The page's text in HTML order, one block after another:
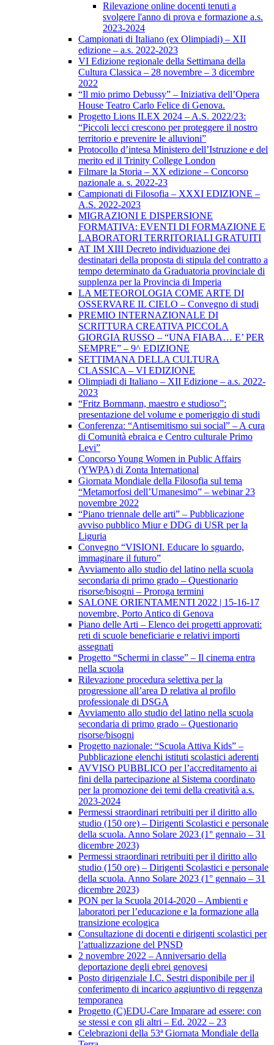
Rilevazione online docenti tenuti a
svolgere l'anno di prova e formazione a.s.
2023-2024
Campionati di Italiano (ex Olimpiadi) – XII
edizione – a.s. 2022-2023
VI Edizione regionale della Settimana della
Cultura Classica – 28 novembre – 3 dicembre
2022
“Il mio primo Debussy” – Iniziativa dell’Opera
House Teatro Carlo Felice di Genova.
Progetto Lions ILEX 2024 – A.S. 2022/23:
“Piccoli lecci crescono per proteggere il nostro
territorio e prevenire le alluvioni”
Protocollo d’intesa Ministero dell’Istruzione e del
merito ed il Trinity College London
Filmare la Storia – XX edizione – Concorso
nazionale a. s. 2022-23
Campionati di Filosofia – XXXI EDIZIONE –
A.S. 2022-2023
MIGRAZIONI E DISPERSIONE
FORMATIVA: EVENTI DI FORMAZIONE E
LABORATORI TERRITORIALI GRATUITI
AT IM XIII Decreto individuazione dei
destinatari della proposta di stipula del contratto a
tempo determinato da Graduatoria provinciale di
supplenza per la Provincia di Imperia
LA METEOROLOGIA COME ARTE DI
OSSERVARE IL CIELO – Convegno di studi
PREMIO INTERNAZIONALE DI
SCRITTURA CREATIVA PICCOLA
GIORGIA RUSSO – “UNA FIABA… E’ PER
SEMPRE” – 9^ EDIZIONE
SETTIMANA DELLA CULTURA
CLASSICA – VI EDIZIONE
Olimpiadi di Italiano – XII Edizione – a.s. 2022-
2023
“Fritz Bornmann, maestro e studioso”:
presentazione del volume e pomeriggio di studi
Conferenza: “Antisemitismo sui social” – A cura
di Comunità ebraica e Centro culturale Primo
Levi”
Concorso Young Women in Public Affairs
(YWPA) di Zonta International
Giornata Mondiale della Filosofia sul tema
“Metamorfosi dell’Umanesimo” – webinar 23
novembre 2022
“Piano triennale delle arti” – Pubblicazione
avviso pubblico Miur e DDG di USR per la
Liguria
Convegno “VISIONI. Educare lo sguardo,
immaginare il futuro”
Avviamento allo studio del latino nella scuola
secondaria di primo grado – Questionario
risorse/bisogni – Proroga termini
SALONE ORIENTAMENTI 2022 | 15-16-17
novembre, Porto Antico di Genova
Piano delle Arti – Elenco dei progetti approvati:
reti di scuole beneficiarie e relativi importi
assegnati
Progetto “Schermi in classe” – Il cinema entra
nella scuola
Rilevazione procedura selettiva per la
progressione all’area D relativa al profilo
professionale di DSGA
Avviamento allo studio del latino nella scuola
secondaria di primo grado – Questionario
risorse/bisogni
Progetto nazionale: “Scuola Attiva Kids” –
Pubblicazione elenchi istituti scolastici aderenti
AVVISO PUBBLICO per l’accreditamento ai
fini della partecipazione al Sistema coordinato
per la promozione dei temi della creatività a.s.
2023-2024
Permessi straordinari retribuiti per il diritto allo
studio (150 ore) – Dirigenti Scolastici e personale
della scuola. Anno Solare 2023 (1° gennaio – 31
dicembre 2023)
Permessi straordinari retribuiti per il diritto allo
studio (150 ore) – Dirigenti Scolastici e personale
della scuola. Anno Solare 2023 (1° gennaio – 31
dicembre 2023)
PON per la Scuola 2014-2020 – Ambienti e
laboratori per l’educazione e la formazione alla
transizione ecologica
Consultazione di docenti e dirigenti scolastici per
l’attualizzazione del PNSD
2 novembre 2022 – Anniversario della
deportazione degli ebrei genovesi
Posto dirigenziale I.C. Sestri disponibile per il
conferimento di incarico aggiuntivo di reggenza
temporanea
Progetto (C)EDU-Care Imparare ad essere: con
se stessi e con gli altri – Ed. 2022 – 23
Celebrazioni della 53ª Giornata Mondiale della